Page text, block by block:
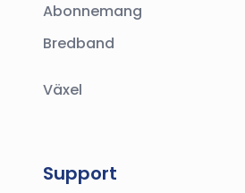
Abonnemang
Bredband
Växel
Support